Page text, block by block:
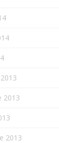
2013
2013